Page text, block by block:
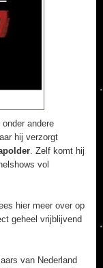
andere
hij verzorgt
. Zelf komt hij
vol
hier meer over op
geheel vrijblijvend
van Nederland